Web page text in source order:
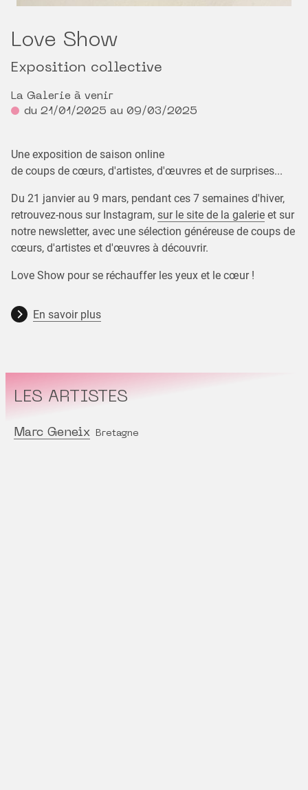
Love Show
Exposition collective
La Galerie à venir
du 21/01/2025 au 09/03/2025
Une exposition de saison online
de coups de cœurs, d'artistes, d'œuvres et de surprises...
Du 21 janvier au 9 mars, pendant ces 7 semaines d'hiver,
retrouvez-nous sur Instagram, sur le site de la galerie et sur
notre newsletter, avec une sélection généreuse de coups de
cœurs, d'artistes et d'œuvres à découvrir.
Love Show pour se réchauffer les yeux et le cœur !
En savoir plus
LES ARTISTES
Marc Geneix Bretagne